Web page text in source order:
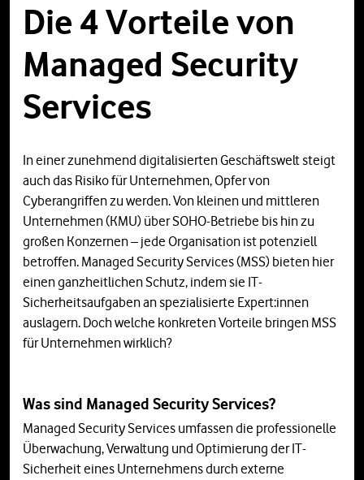
Die 4 Vorteile von
Managed Security
Services
In einer zunehmend digitalisierten Geschäftswelt steigt
auch das Risiko für Unternehmen, Opfer von
Cyberangriffen zu werden. Von kleinen und mittleren
Unternehmen (KMU) über SOHO-Betriebe bis hin zu
großen Konzernen – jede Organisation ist potenziell
betroffen. Managed Security Services (MSS) bieten hier
einen ganzheitlichen Schutz, indem sie IT-
Sicherheitsaufgaben an spezialisierte Expert:innen
auslagern. Doch welche konkreten Vorteile bringen MSS
für Unternehmen wirklich?
Was sind Managed Security Services?
Managed Security Services umfassen die professionelle
Überwachung, Verwaltung und Optimierung der IT-
Sicherheit eines Unternehmens durch externe